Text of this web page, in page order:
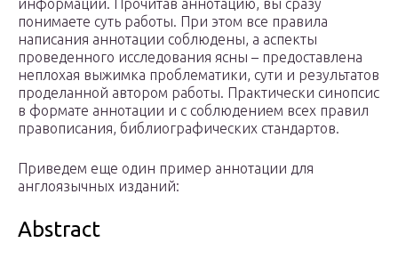
информации. Прочитав аннотацию, вы сразу
понимаете суть работы. При этом все правила
написания аннотации соблюдены, а аспекты
проведенного исследования ясны – предоставлена
неплохая выжимка проблематики, сути и результатов
проделанной автором работы. Практически синопсис
в формате аннотации и с соблюдением всех правил
правописания, библиографических стандартов.
Приведем еще один пример аннотации для
англоязычных изданий:
Abstract